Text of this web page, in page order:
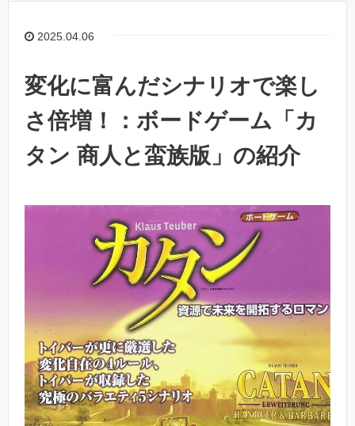
2025.04.06
変化に富んだシナリオで楽し
さ倍増！：ボードゲーム「カ
タン 商人と蛮族版」の紹介